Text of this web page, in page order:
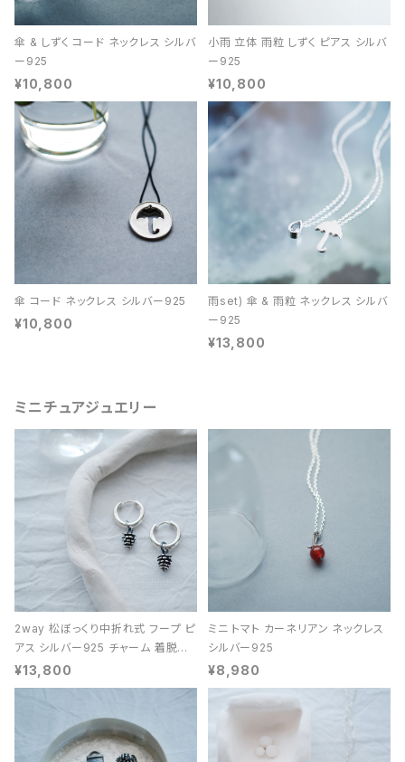
傘 & しずく コード ネックレス シルバ
ー925
¥10,800
小雨 立体 雨粒 しずく ピアス シルバ
ー925
¥10,800
傘 コード ネックレス シルバー925
¥10,800
雨set) 傘 & 雨粒 ネックレス シルバ
ー925
¥13,800
ミニチュアジュエリー
2way 松ぼっくり中折れ式 フープ ピ
アス シルバー925 チャーム 着脱可
能 レディース ユニセックス
¥13,800
ミニ トマト カーネリアン ネックレス
シルバー925
¥8,980